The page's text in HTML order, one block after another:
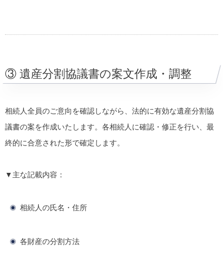
③ 遺産分割協議書の案文作成・調整
相続人全員のご意向を確認しながら、法的に有効な遺産分割協
議書の案を作成いたします。各相続人に確認・修正を行い、最
終的に合意された形で確定します。
▼主な記載内容：
相続人の氏名・住所
各財産の分割方法